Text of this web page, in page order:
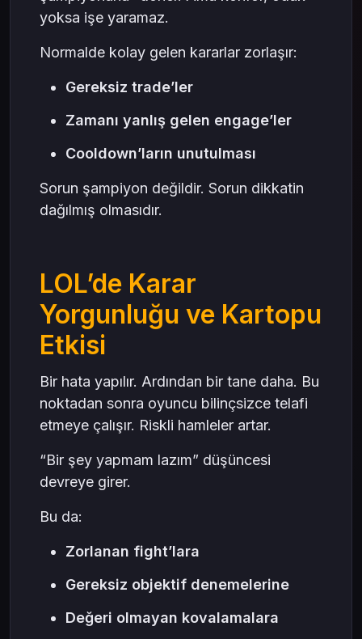
yoksa işe yaramaz.
Normalde kolay gelen kararlar zorlaşır:
Gereksiz trade’ler
Zamanı yanlış gelen engage’ler
Cooldown’ların unutulması
Sorun şampiyon değildir. Sorun dikkatin
dağılmış olmasıdır.
LOL’de Karar
Yorgunluğu ve Kartopu
Etkisi
Bir hata yapılır. Ardından bir tane daha. Bu
noktadan sonra oyuncu bilinçsizce telafi
etmeye çalışır. Riskli hamleler artar.
“Bir şey yapmam lazım” düşüncesi
devreye girer.
Bu da:
Zorlanan fight’lara
Gereksiz objektif denemelerine
Değeri olmayan kovalamalara